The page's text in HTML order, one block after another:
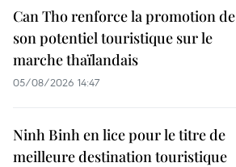
Can Tho renforce la promotion de
son potentiel touristique sur le
marche thaïlandais
05/08/2026 14:47
Ninh Binh en lice pour le titre de
meilleure destination touristique